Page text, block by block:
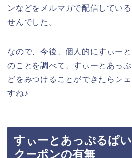
ンなどをメルマガで配信してい
せんでした。
なので、今後、個人的にすぃー
のことを調べて、すぃーとあっ
どをみつけることができたらシ
すね♪
すぃーとあっぷるぱ
クーポンの有無